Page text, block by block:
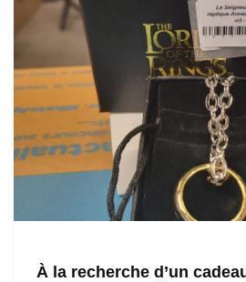
À la recherche d’un